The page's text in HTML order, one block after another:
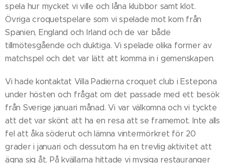
spela hur mycket vi ville och låna klubbor samt klot.
Övriga croquetspelare som vi spelade mot kom från
Spanien, England och Irland och de var både
tillmötesgående och duktiga. Vi spelade olika former av
matchspel och det var lätt att komma in i gemenskapen.
Vi hade kontaktat Villa Padierna croquet club i Estepona
under hösten och frågat om det passade med ett besök
från Sverige januari månad. Vi var välkomna och vi tyckte
att det var skönt att ha en resa att se framemot. Inte alls
fel att åka söderut och lämna vintermörkret för 20
grader i januari och dessutom ha en trevlig aktivitet att
ägna sig åt. På kvällarna hittade vi mysiga restauranger